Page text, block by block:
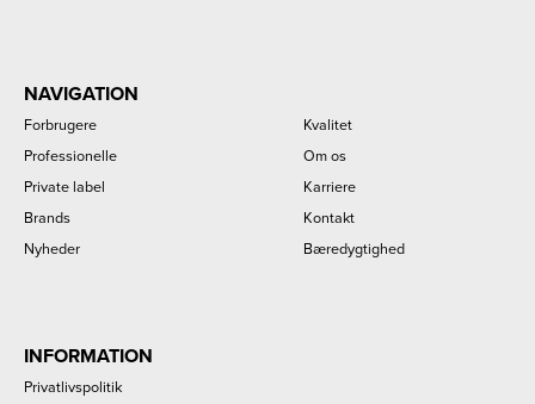
NAVIGATION
Forbrugere
Professionelle
Private label
Brands
Nyheder
Kvalitet
Om os
Karriere
Kontakt
Bæredygtighed
INFORMATION
Privatlivspolitik